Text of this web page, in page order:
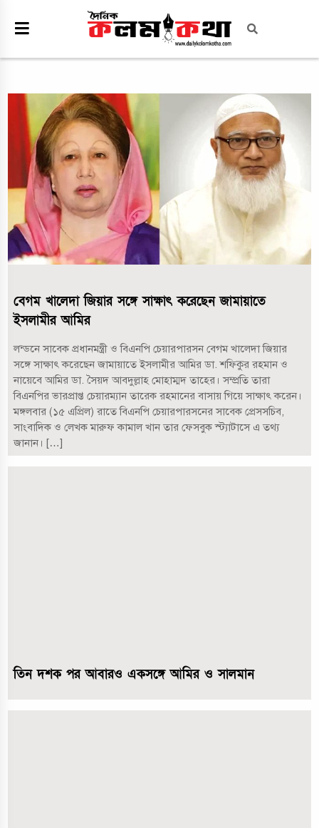
বেগম খালেদা জিয়ার সঙ্গে সাক্ষাৎ করেছেন জামায়াতে
ইসলামীর আমির
লন্ডনে সাবেক প্রধানমন্ত্রী ও বিএনপি চেয়ারপারসন বেগম খালেদা জিয়ার
সঙ্গে সাক্ষাৎ করেছেন জামায়াতে ইসলামীর আমির ডা. শফিকুর রহমান ও
নায়েবে আমির ডা. সৈয়দ আবদুল্লাহ মোহাম্মদ তাহের। সম্প্রতি তারা
বিএনপির ভারপ্রাপ্ত চেয়ারম্যান তারেক রহমানের বাসায় গিয়ে সাক্ষাৎ করেন।
মঙ্গলবার (১৫ এপ্রিল) রাতে বিএনপি চেয়ারপারসনের সাবেক প্রেসসচিব,
সাংবাদিক ও লেখক মারুফ কামাল খান তার ফেসবুক স্ট্যাটাসে এ তথ্য
জানান। […]
তিন দশক পর আবারও একসঙ্গে আমির ও সালমান